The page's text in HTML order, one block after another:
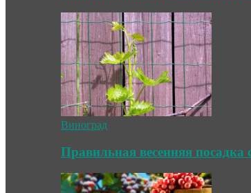
Виноград
Правильная весенняя